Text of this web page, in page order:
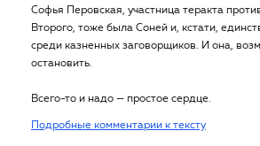
Софья Перовская, участница теракта
Второго, тоже была Соней и, кстати,
среди казненных заговорщиков. И она,
остановить.
Всего-то и надо — простое сердце.
Подробные комментарии к тексту